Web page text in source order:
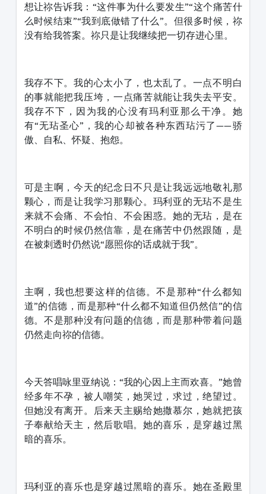
想让祢告诉我：“这件事为什么要发生”“这个痛苦什
么时候结束”“我到底做错了什么”。但很多时候，祢
没有给我答案。祢只是让我继续把一切存进心里。
我存不下。我的心太小了，也太乱了。一点不明白
的事就能把我压垮，一点痛苦就能让我失去平安。
我存不下，因为我的心没有玛利亚那么干净。她
有“无玷圣心”，我的心却被各种东西玷污了——骄
傲、自私、怀疑、抱怨。
可是主啊，今天的纪念日不只是让我远远地敬礼那
颗心，而是让我学习那颗心。玛利亚的无玷不是生
来就不会痛、不会怕、不会困惑。她的无玷，是在
不明白的时候仍然信靠，是在痛苦中仍然跟随，是
在被刺透时仍然说“愿照你的话成就于我”。
主啊，我也想要这样的信德。不是那种“什么都知
道”的信德，而是那种“什么都不知道但仍然信”的信
德。不是那种没有问题的信德，而是那种带着问题
仍然走向祢的信德。
今天答唱咏里亚纳说：“我的心因上主而欢喜。”她曾
经多年不孕，被人嘲笑，她哭过，求过，绝望过。
但她没有离开。后来天主赐给她撒慕尔，她就把孩
子奉献给天主，然后歌唱。她的喜乐，是穿越过黑
暗的喜乐。
玛利亚的喜乐也是穿越过黑暗的喜乐。她在圣殿里